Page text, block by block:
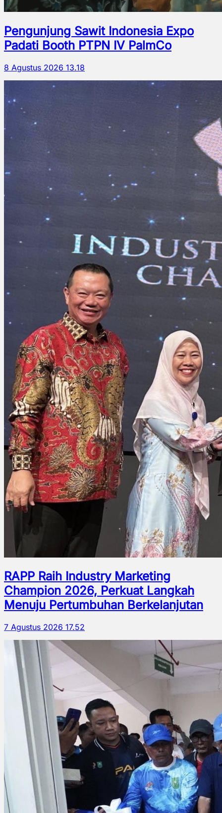
Pengunjung Sawit Indonesia Expo
Padati Booth PTPN IV PalmCo
8 Agustus 2026 13.18
RAPP Raih Industry Marketing
Champion 2026, Perkuat Langkah
Menuju Pertumbuhan Berkelanjutan
7 Agustus 2026 17.52